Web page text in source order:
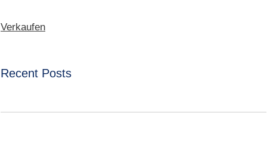
Verkaufen
Recent Posts